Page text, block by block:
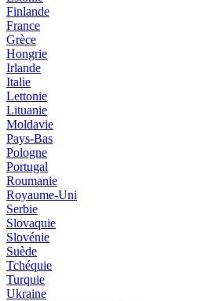
Finlande
France
Grèce
Hongrie
Irlande
Italie
Lettonie
Lituanie
Moldavie
Pays-Bas
Pologne
Portugal
Roumanie
Royaume-Uni
Serbie
Slovaquie
Slovénie
Suède
Tchéquie
Turquie
Ukraine